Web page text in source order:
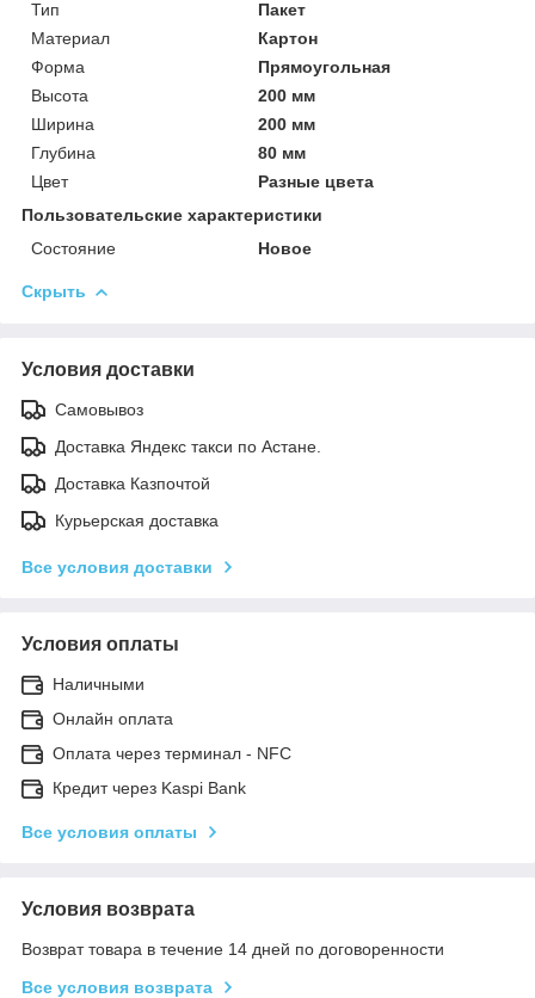
Тип
Пакет
Материал
Картон
Форма
Прямоугольная
Высота
200 мм
Ширина
200 мм
Глубина
80 мм
Цвет
Разные цвета
Пользовательские характеристики
Состояние
Новое
Скрыть
Условия доставки
Самовывоз
Доставка Яндекс такси по Астане.
Доставка Казпочтой
Курьерская доставка
Все условия доставки
Условия оплаты
Наличными
Онлайн оплата
Оплата через терминал - NFC
Кредит через Kaspi Bank
Все условия оплаты
Условия возврата
Возврат товара в течение 14 дней по договоренности
Все условия возврата